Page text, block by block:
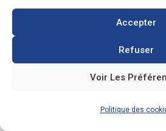
Accepter
Refuser
Voir Les
Politique des